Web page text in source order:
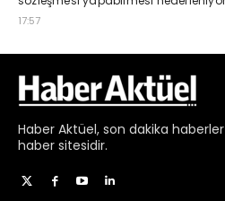
Haber Aktüel, son dakika haberler
haber sitesidir.